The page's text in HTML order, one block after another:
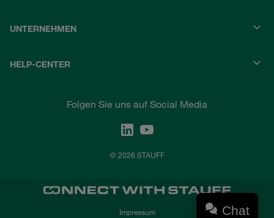
UNTERNEHMEN
HELP-CENTER
Folgen Sie uns auf Social Media
© 2026 STAUFF
Impressum Chat